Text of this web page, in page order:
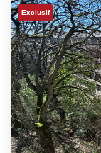
Exclusif